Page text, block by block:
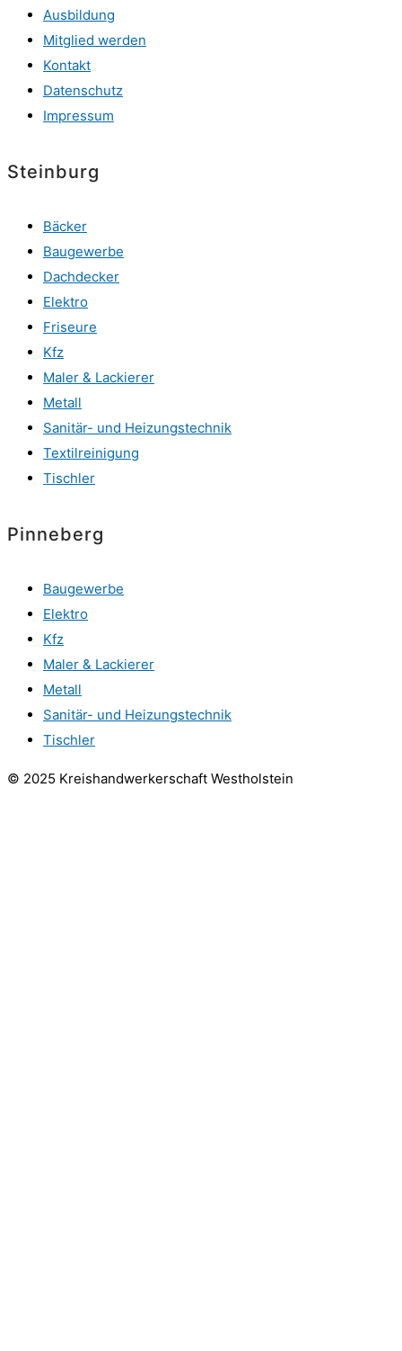
Ausbildung
Mitglied werden
Kontakt
Datenschutz
Impressum
Steinburg
Bäcker
Baugewerbe
Dachdecker
Elektro
Friseure
Kfz
Maler & Lackierer
Metall
Sanitär- und Heizungstechnik
Textilreinigung
Tischler
Pinneberg
Baugewerbe
Elektro
Kfz
Maler & Lackierer
Metall
Sanitär- und Heizungstechnik
Tischler
© 2025 Kreishandwerkerschaft Westholstein